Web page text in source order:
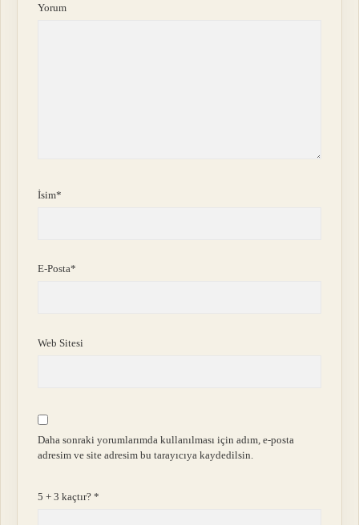
Yorum
İsim*
E-Posta*
Web Sitesi
Daha sonraki yorumlarımda kullanılması için adım, e-posta
adresim ve site adresim bu tarayıcıya kaydedilsin.
5 + 3 kaçtır?*